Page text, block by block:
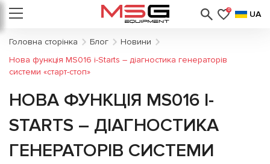
0 UA
Головна сторінка Блог
Новини
Нова функція MS016 i-Starts – діагностика генераторів
системи «старт-стоп»
НОВА ФУНКЦІЯ MS016 I-
STARTS – ДІАГНОСТИКА
ГЕНЕРАТОРІВ СИСТЕМИ